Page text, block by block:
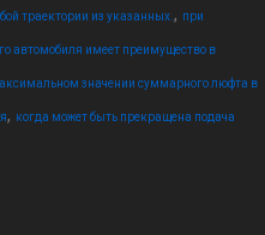
траектории из указанных. , при
автомобиля имеет преимущество в
значении суммарного люфта в
, когда может быть прекращена подача